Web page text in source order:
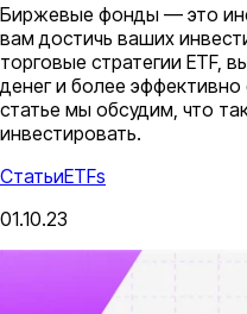
Биржевые фонды — это
вам достичь ваших
торговые стратегии ETF,
денег и более эффективно
статье мы обсудим, что
инвестировать.
СтатьиETFs
01.10.23